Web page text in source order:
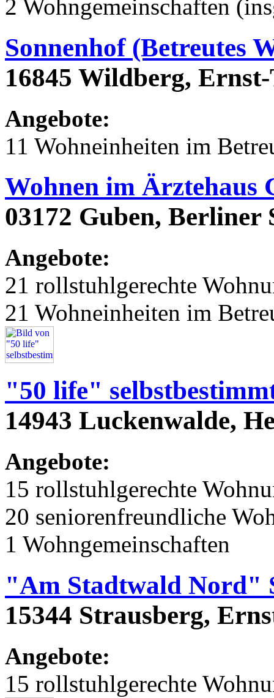
2 Wohngemeinschaften
Sonnenhof (Betreutes
16845 Wildberg,
Angebote:
11 Wohneinheiten im
Wohnen im Ärztehaus
03172 Guben, Berliner
Angebote:
21 rollstuhlgerechte
21 Wohneinheiten im
"50 life"
14943 Luckenwalde,
Angebote:
15 rollstuhlgerechte
20 seniorenfreundliche
1 Wohngemeinschaften
"Am Stadtwald Nord"
15344 Strausberg,
Angebote:
15 rollstuhlgerechte